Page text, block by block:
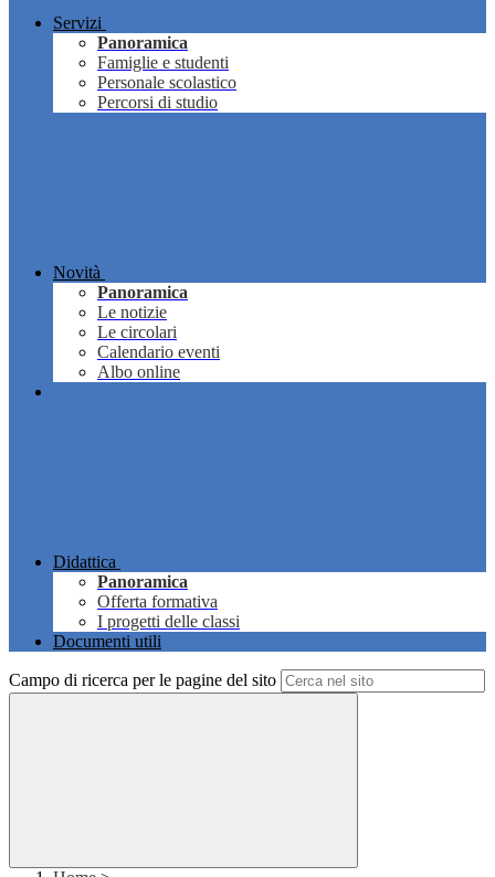
Servizi
Panoramica
Famiglie e studenti
Personale scolastico
Percorsi di studio
Novità
Panoramica
Le notizie
Le circolari
Calendario eventi
Albo online
Didattica
Panoramica
Offerta formativa
I progetti delle classi
Documenti utili
Campo di ricerca per le pagine del sito